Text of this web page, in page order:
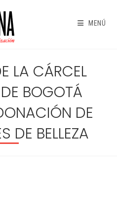
MENÚ
LA CÁRCEL
BOGOTÁ
DE
DE BELLEZA